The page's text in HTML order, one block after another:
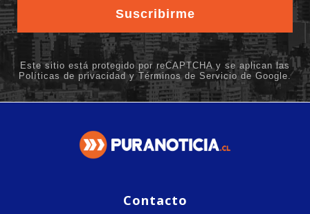
Contacto